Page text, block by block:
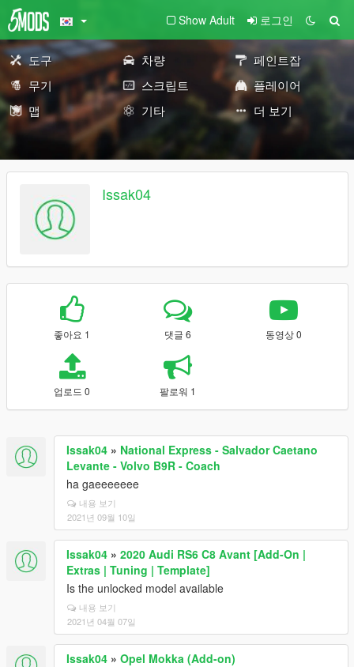
Show Adult 로그인
도구 차량
페인트잡
무기
스크립트
플레이어
맵
기타 더 보기
Issak04
좋아요 1 댓글 6 동영상 0
업로드 0 팔로워 1
Issak04 » National Express - Salvador Caetano
Levante - Volvo B9R - Coach
ha gaeeeeeee
내용 보기
2021년 09월 10일
Issak04 » 2020 Audi RS6 C8 Avant [Add-On |
Extras | Tuning | Template]
Is the unlocked model available
내용 보기
2021년 04월 07일
Issak04 » Opel Mokka (Add-on)